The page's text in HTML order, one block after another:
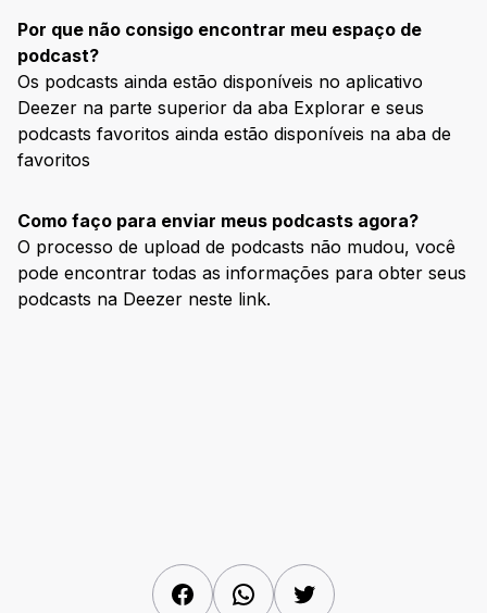
Por que não consigo encontrar meu espaço de
podcast?
Os podcasts ainda estão disponíveis no aplicativo
Deezer na parte superior da aba Explorar e seus
podcasts favoritos ainda estão disponíveis na aba de
favoritos
Como faço para enviar meus podcasts agora?
O processo de upload de podcasts não mudou, você
pode encontrar todas as informações para obter seus
podcasts na Deezer neste link.
FacebookWhatsAppTwitter